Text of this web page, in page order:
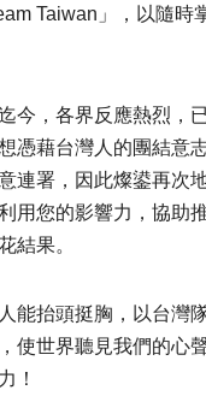
Taiwan」，以隨時
今，各界反應熱烈，
憑藉台灣人的團結意
連署，因此燦鍙再次
用您的影響力，協助
結果。
能抬頭挺胸，以台灣
使世界聽見我們的心
！